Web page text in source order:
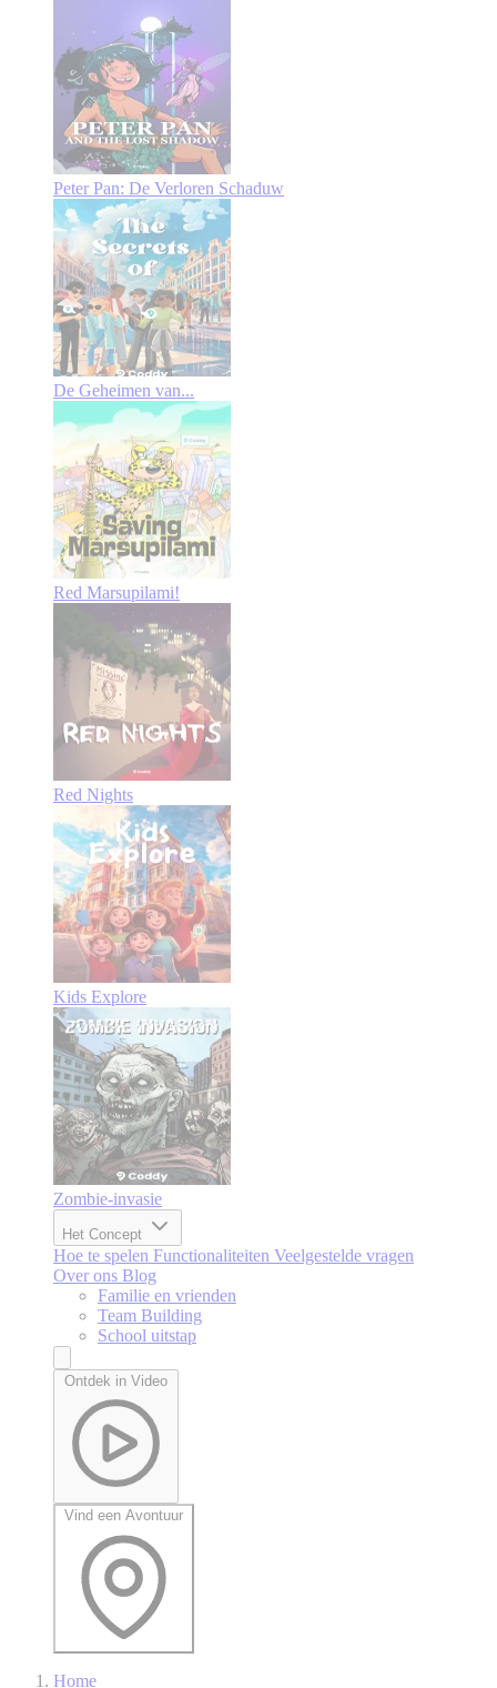
Peter Pan: De Verloren Schaduw
De Geheimen van...
Red Marsupilami!
Red Nights
Kids Explore
Zombie-invasie
Het Concept
Hoe te spelen Functionaliteiten Veelgestelde vragen
Over ons Blog
Familie en vrienden
Team Building
School uitstap
Ontdek in Video
Vind een Avontuur
Home